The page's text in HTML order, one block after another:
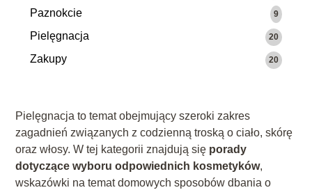
Paznokcie 9
Pielęgnacja 20
Zakupy 20
Pielęgnacja to temat obejmujący szeroki zakres
zagadnień związanych z codzienną troską o ciało, skórę
oraz włosy. W tej kategorii znajdują się porady
dotyczące wyboru odpowiednich kosmetyków,
wskazówki na temat domowych sposobów dbania o